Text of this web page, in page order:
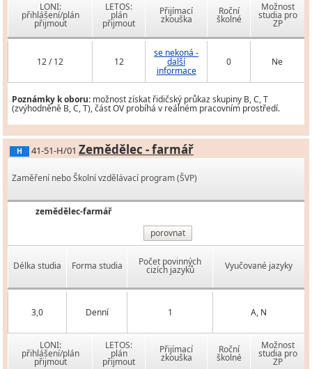
LONI:
přihlášení/plán
přijmout
LETOS:
plán
přijmout
Přijímací
zkouška
Roční
školné
Možnost
studia pro
ZP
12 / 12 12
se nekoná -
další
informace
0 Ne
Poznámky k oboru: možnost získat řidičský průkaz skupiny B, C, T
(zvýhodněně B, C, T), část OV probíhá v reálném pracovním prostředí.
H 41-51-H/01 Zemědělec - farmář
Zaměření nebo Školní vzdělávací program (ŠVP)
zemědělec-farmář
porovnat
Délka studia Forma studia Počet povinných
cizích jazyků Vyučované jazyky
3,0 Denní 1 A, N
LONI:
přihlášení/plán
přijmout
LETOS:
plán
přijmout
Přijímací
zkouška
Roční
školné
Možnost
studia pro
ZP